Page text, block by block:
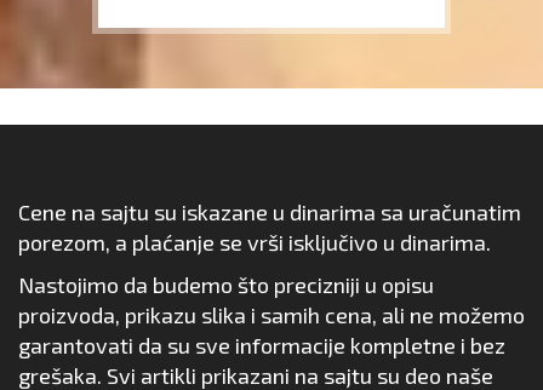
Cene na sajtu su iskazane u dinarima sa uračunatim
porezom, a plaćanje se vrši isključivo u dinarima.
Nastojimo da budemo što precizniji u opisu
proizvoda, prikazu slika i samih cena, ali ne možemo
garantovati da su sve informacije kompletne i bez
grešaka. Svi artikli prikazani na sajtu su deo naše